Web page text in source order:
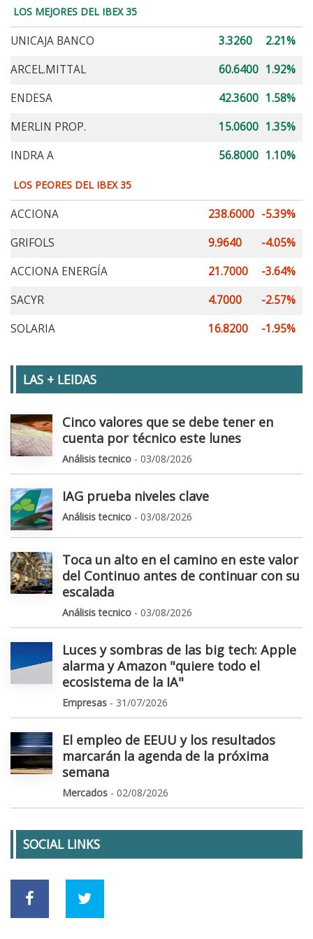
LOS MEJORES DEL IBEX 35
UNICAJA BANCO 3.3260
2.21%
ARCEL.MITTAL
60.6400 1.92%
ENDESA
42.3600 1.58%
MERLIN PROP.
15.0600 1.35%
INDRA A
56.8000 1.10%
LOS PEORES DEL IBEX 35
ACCIONA 238.6000 -5.39%
GRIFOLS
9.9640
-4.05%
ACCIONA ENERGÍA
21.7000
-3.64%
SACYR
4.7000
-2.57%
SOLARIA
16.8200 -1.95%
LAS + LEIDAS
Cinco valores que se debe tener en
cuenta por técnico este lunes
Análisis tecnico - 03/08/2026
IAG prueba niveles clave
Análisis tecnico - 03/08/2026
Toca un alto en el camino en este valor
del Continuo antes de continuar con su
escalada
Análisis tecnico - 03/08/2026
Luces y sombras de las big tech: Apple
alarma y Amazon "quiere todo el
ecosistema de la IA"
Empresas - 31/07/2026
El empleo de EEUU y los resultados
marcarán la agenda de la próxima
semana
Mercados - 02/08/2026
SOCIAL LINKS